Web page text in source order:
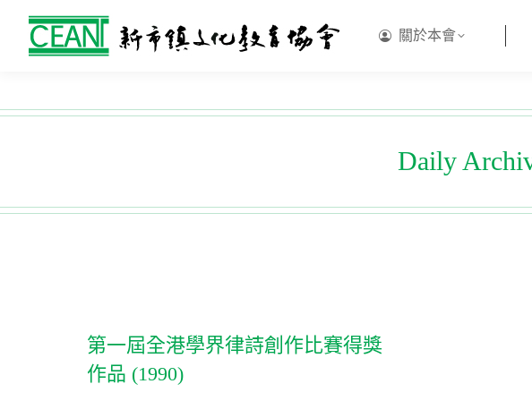
關於本會
Daily
第一屆全港學界律詩創作比賽得獎
作品 (1990)